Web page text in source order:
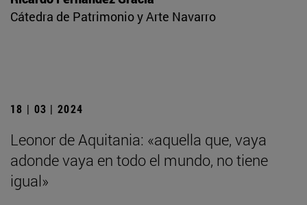
Cátedra de Patrimonio y Arte Navarro
18 | 03 | 2024
Leonor de Aquitania: «aquella que, vaya
adonde vaya en todo el mundo, no tiene
igual»